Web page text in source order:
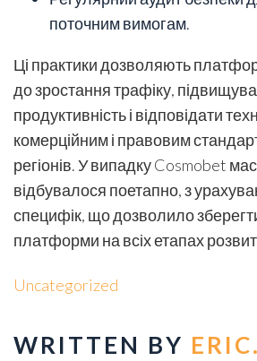
поточним вимогам.
Ці практики дозволяють
до зростання трафіку,
продуктивність і відповідати
комерційним і правовим
регіонів. У випадку Cosmobet
відбувалося поетапно, з
специфік, що дозволило
платформи на всіх етапах
Uncategorized
WRITTEN BY